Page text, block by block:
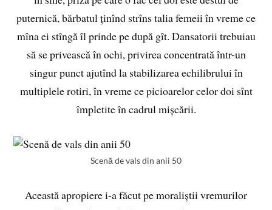
puternică, bărbatul ținînd strîns talia femeii în vreme ce
mîna ei stîngă îl prinde pe după gît. Dansatorii trebuiau
să se privească în ochi, privirea concentrată într-un
singur punct ajutînd la stabilizarea echilibrului în
multiplele rotiri, în vreme ce picioarelor celor doi sînt
împletite în cadrul mișcării.
Scenă de vals din anii 50
Această apropiere i-a făcut pe moraliștii vremurilor